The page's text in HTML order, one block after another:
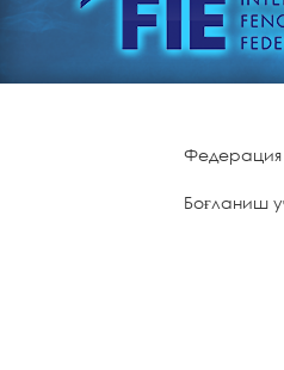
Федерация
Боғланиш